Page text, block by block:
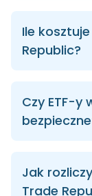
Ile
Republic?
Czy ETF-y
Jak
Trade